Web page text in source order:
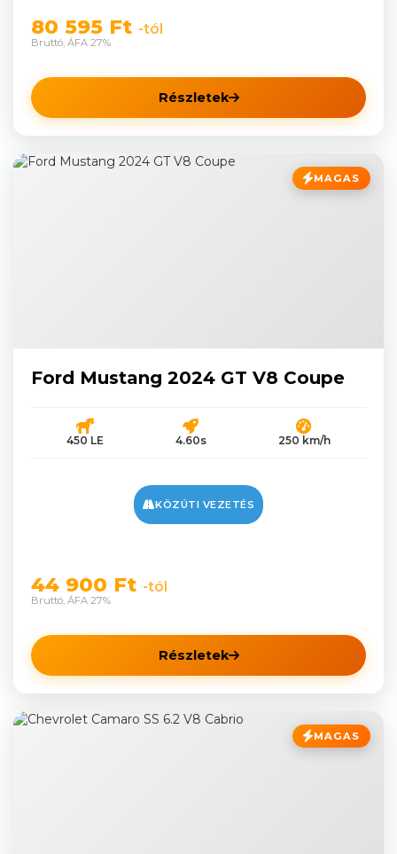
80 595 Ft -tól
Bruttó, ÁFA 27%
Részletek
MAGAS
Ford Mustang 2024 GT V8 Coupe
450 LE 4.60s 250 km/h
KÖZÚTI VEZETÉS
44 900 Ft -tól
Bruttó, ÁFA 27%
Részletek
MAGAS